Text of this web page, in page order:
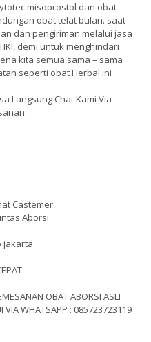
misoprostol dan obat
obat telat bulan. saat
dan pengiriman melalui jasa
demi untuk menghindari
kita semua sama – sama
seperti obat Herbal ini
Langsung Chat Kami Via
Castemer:
Aborsi
jakarta
OBAT ABORSI ASLI
VIA WHATSAPP : 085723723119